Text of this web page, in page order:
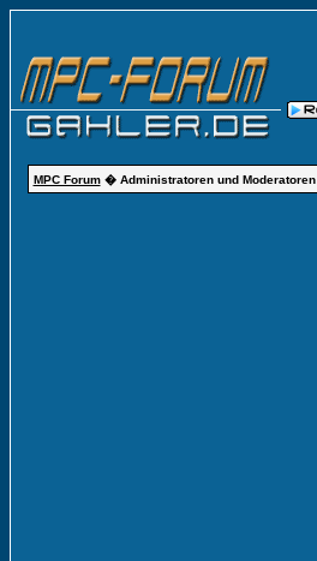
MPC Forum� Administratoren und Moderatoren